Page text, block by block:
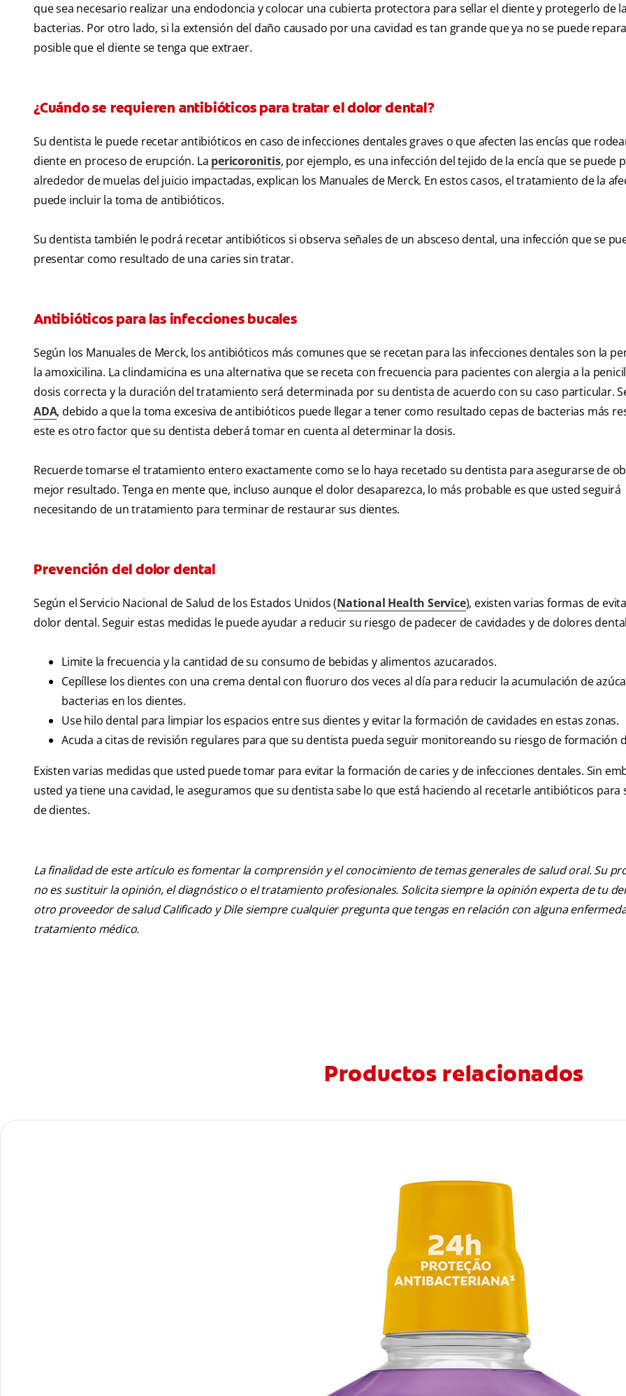
que sea necesario realizar una endodoncia y colocar una cubierta protectora para sellar el diente y protegerlo de
bacterias. Por otro lado, si la extensión del daño causado por una cavidad es tan grande que ya no se puede
posible que el diente se tenga que extraer.
¿Cuándo se requieren antibióticos para tratar el dolor dental?
Su dentista le puede recetar antibióticos en caso de infecciones dentales graves o que afecten las encías que
diente en proceso de erupción. La pericoronitis, por ejemplo, es una infección del tejido de la encía que se puede
alrededor de muelas del juicio impactadas, explican los Manuales de Merck. En estos casos, el tratamiento de la
puede incluir la toma de antibióticos.
Su dentista también le podrá recetar antibióticos si observa señales de un absceso dental, una infección que se
presentar como resultado de una caries sin tratar.
Antibióticos para las infecciones bucales
Según los Manuales de Merck, los antibióticos más comunes que se recetan para las infecciones dentales son la
la amoxicilina. La clindamicina es una alternativa que se receta con frecuencia para pacientes con alergia a la
dosis correcta y la duración del tratamiento será determinada por su dentista de acuerdo con su caso particular.
ADA, debido a que la toma excesiva de antibióticos puede llegar a tener como resultado cepas de bacterias más
este es otro factor que su dentista deberá tomar en cuenta al determinar la dosis.
Recuerde tomarse el tratamiento entero exactamente como se lo haya recetado su dentista para asegurarse de
mejor resultado. Tenga en mente que, incluso aunque el dolor desaparezca, lo más probable es que usted seguirá
necesitando de un tratamiento para terminar de restaurar sus dientes.
Prevención del dolor dental
Según el Servicio Nacional de Salud de los Estados Unidos (National Health Service), existen varias formas de
dolor dental. Seguir estas medidas le puede ayudar a reducir su riesgo de padecer de cavidades y de dolores
Limite la frecuencia y la cantidad de su consumo de bebidas y alimentos azucarados.
Cepíllese los dientes con una crema dental con fluoruro dos veces al día para reducir la acumulación de
bacterias en los dientes.
Use hilo dental para limpiar los espacios entre sus dientes y evitar la formación de cavidades en estas zonas.
Acuda a citas de revisión regulares para que su dentista pueda seguir monitoreando su riesgo de formación
Existen varias medidas que usted puede tomar para evitar la formación de caries y de infecciones dentales. Sin
usted ya tiene una cavidad, le aseguramos que su dentista sabe lo que está haciendo al recetarle antibióticos para
de dientes.
La finalidad de este artículo es fomentar la comprensión y el conocimiento de temas generales de salud oral. Su
no es sustituir la opinión, el diagnóstico o el tratamiento profesionales. Solicita siempre la opinión experta de tu
otro proveedor de salud Calificado y Dile siempre cualquier pregunta que tengas en relación con alguna
tratamiento médico.
Productos relacionados